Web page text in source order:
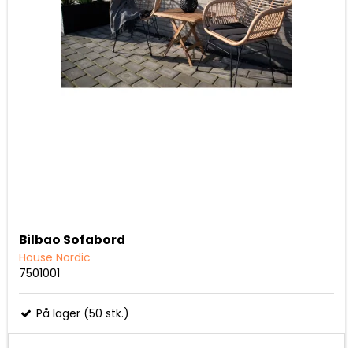
Bilbao Sofabord
House Nordic
7501001
På lager (50 stk.)